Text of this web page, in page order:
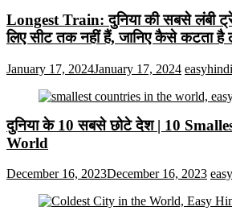
Longest Train: दुनिया की सबसे लंबी
लिए सीट तक ​​नहीं हैं, जानिए कैसे कटता है
January 17, 2024January 17, 2024
दुनिया के 10 सबसे छोटे देश | 10
World
December 16, 2023December 16, 2023